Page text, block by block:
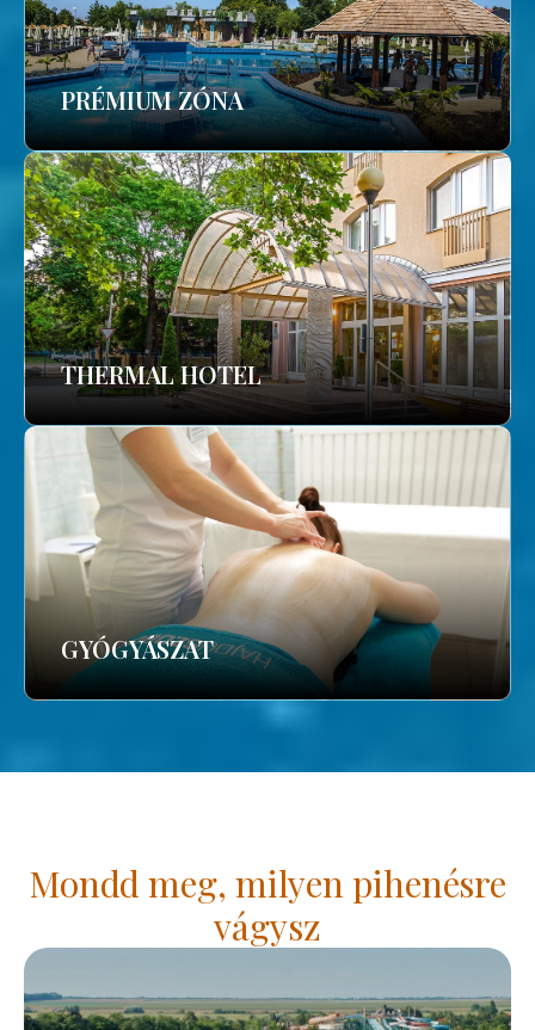
PRÉMIUM ZÓNA
THERMAL HOTEL
GYÓGYÁSZAT
Mondd meg, milyen pihenésre
vágysz